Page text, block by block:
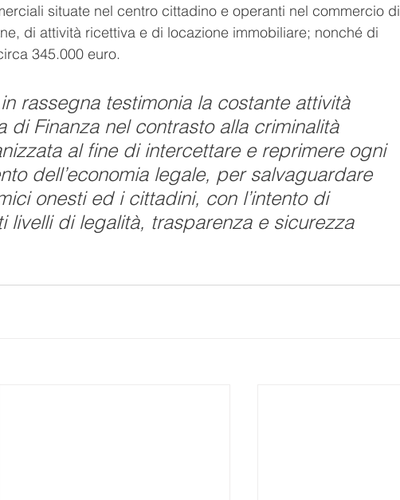
situate nel centro cittadino e operanti nel commercio di
di attività ricettiva e di locazione immobiliare; nonché di
345.000 euro.
rassegna testimonia la costante attività
di Finanza nel contrasto alla criminalità
al fine di intercettare e reprimere ogni
dell’economia legale, per salvaguardare
onesti ed i cittadini, con l’intento di
livelli di legalità, trasparenza e sicurezza